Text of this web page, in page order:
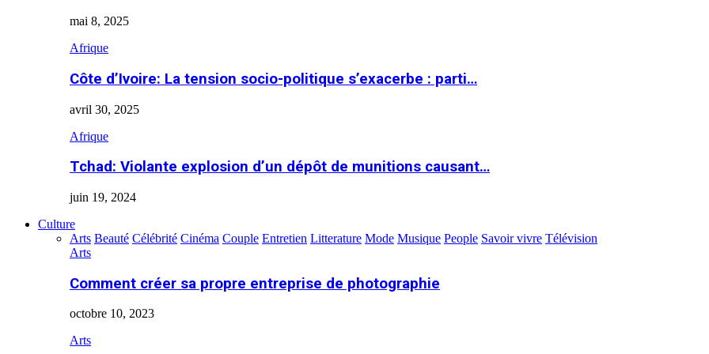
mai 8, 2025
Afrique
Côte d’Ivoire: La tension socio-politique s’exacerbe : parti…
avril 30, 2025
Afrique
Tchad: Violante explosion d’un dépôt de munitions causant…
juin 19, 2024
Culture
Arts Beauté Célébrité Cinéma Couple Entretien Litterature Mode Musique People Savoir vivre Télévision
Arts
Comment créer sa propre entreprise de photographie
octobre 10, 2023
Arts